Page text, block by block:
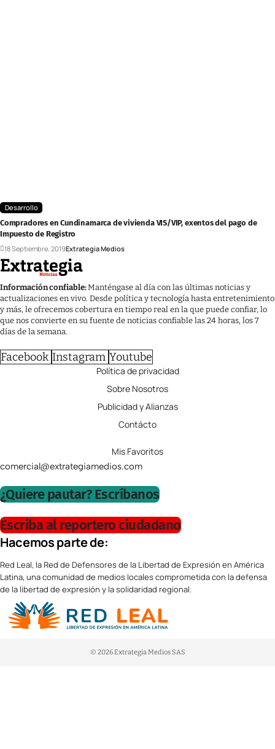
Desarrollo
Compradores en Cundinamarca de vivienda VIS/VIP, exentos del pago de
Impuesto de Registro
18 Septiembre, 2019Extrategia Medios
Información confiable:Manténgase al día con las últimas noticias y
actualizaciones en vivo. Desde política y tecnología hasta entretenimiento
y más, le ofrecemos cobertura en tiempo real en la que puede confiar, lo
que nos convierte en su fuente de noticias confiable las 24 horas, los 7
días de la semana.
Facebook Instagram Youtube
Política de privacidad
Sobre Nosotros
Publicidad y Alianzas
Contácto
Mis Favoritos
comercial@extrategiamedios.com
¿Quiere pautar? Escríbanos
Escriba al reportero ciudadano
Hacemos parte de:
Red Leal, la Red de Defensores de la Libertad de Expresión en América
Latina, una comunidad de medios locales comprometida con la defensa
de la libertad de expresión y la solidaridad regional.
© 2026 Extrategia Medios SAS